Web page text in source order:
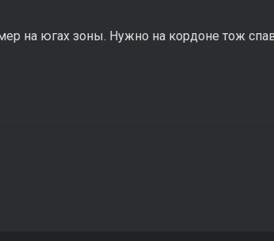
на югах зоны. Нужно на кордоне тож